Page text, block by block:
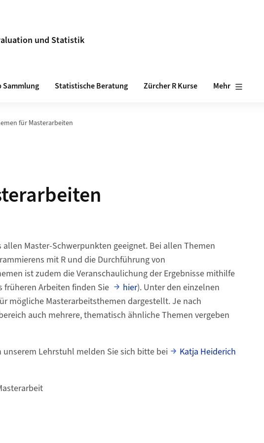
und Statistik
Sammlung Statistische Beratung Zürcher R Kurse Mehr
für Masterarbeiten
Master-Schwerpunkten geeignet. Bei allen Themen
mit R und die Durchführung von
ist zudem die Veranschaulichung der Ergebnisse mithilfe
früheren Arbeiten finden Sie
hier). Unter den einzelnen
mögliche Masterarbeitsthemen dargestellt. Je nach
auch mehrere, thematisch ähnliche Themen vergeben
Lehrstuhl melden Sie sich bitte bei
Katja Heiderich